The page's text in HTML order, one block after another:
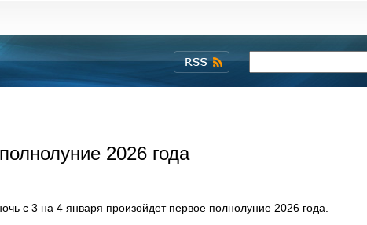
2026 года
с 3 на 4 января произойдет первое полнолуние 2026 года.